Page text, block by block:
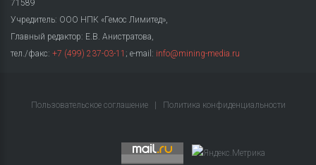
71589
Учредитель: ООО НПК «Гемос Лимитед»,
Главный редактор: Е.В. Анистратова,
тел./факс: +7 (499) 237-03-11 ; e-mail: info@mining-media.ru
Пользовательское соглашение Политика конфиденциальности